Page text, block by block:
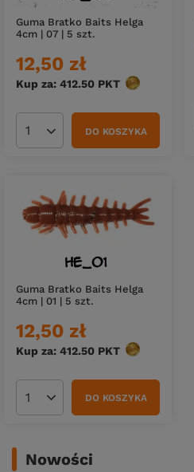
Guma Bratko Baits Helga
4cm | 07 | 5 szt.
12,50 zł
Kup za: 412.50 PKT punktów
Ilość produktówDO KOSZYKA
Guma Bratko Baits Helga
4cm | 01 | 5 szt.
12,50 zł
Kup za: 412.50 PKT punktów
Ilość produktówDO KOSZYKA
Nowości